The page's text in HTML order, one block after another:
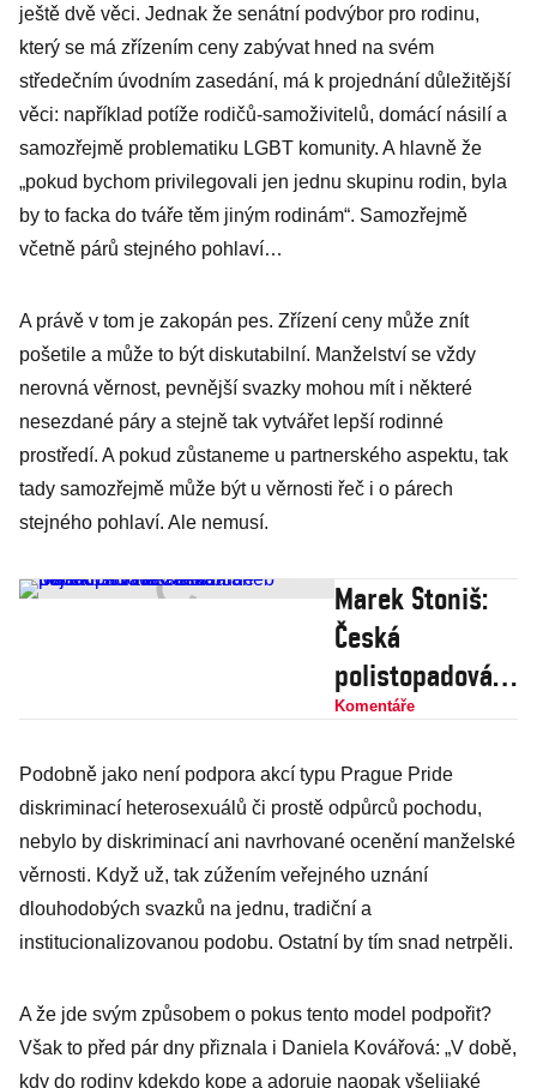
ještě dvě věci. Jednak že senátní podvýbor pro rodinu,
který se má zřízením ceny zabývat hned na svém
středečním úvodním zasedání, má k projednání důležitější
věci: například potíže rodičů-samoživitelů, domácí násilí a
samozřejmě problematiku LGBT komunity. A hlavně že
„pokud bychom privilegovali jen jednu skupinu rodin, byla
by to facka do tváře těm jiným rodinám“. Samozřejmě
včetně párů stejného pohlaví…
A právě v tom je zakopán pes. Zřízení ceny může znít
pošetile a může to být diskutabilní. Manželství se vždy
nerovná věrnost, pevnější svazky mohou mít i některé
nesezdané páry a stejně tak vytvářet lepší rodinné
prostředí. A pokud zůstaneme u partnerského aspektu, tak
tady samozřejmě může být u věrnosti řeč i o párech
stejného pohlaví. Ale nemusí.
Marek Stoniš:
Česká
polistopadová
záhada aneb
státu bude
nejslabší v naší
historii
Komentáře
Podobně jako není podpora akcí typu Prague Pride
diskriminací heterosexuálů či prostě odpůrců pochodu,
nebylo by diskriminací ani navrhované ocenění manželské
věrnosti. Když už, tak zúžením veřejného uznání
dlouhodobých svazků na jednu, tradiční a
institucionalizovanou podobu. Ostatní by tím snad netrpěli.
A že jde svým způsobem o pokus tento model podpořit?
Však to před pár dny přiznala i Daniela Kovářová: „V době,
kdy do rodiny kdekdo kope a adoruje naopak všelijaké